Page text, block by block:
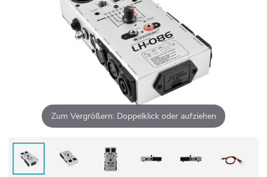
Zum Vergrößern: Doppelklick oder aufziehen